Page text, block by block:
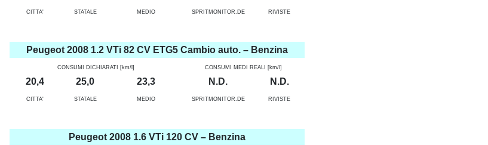
CITTA' STATALE MEDIO SPRITMONITOR.DE RIVISTE
Peugeot 2008 1.2 VTi 82 CV ETG5 Cambio auto. – Benzina
CONSUMI DICHIARATI [km/l] CONSUMI MEDI REALI [km/l]
20,4 25,0 23,3 N.D. N.D.
CITTA' STATALE MEDIO SPRITMONITOR.DE RIVISTE
Peugeot 2008 1.6 VTi 120 CV – Benzina